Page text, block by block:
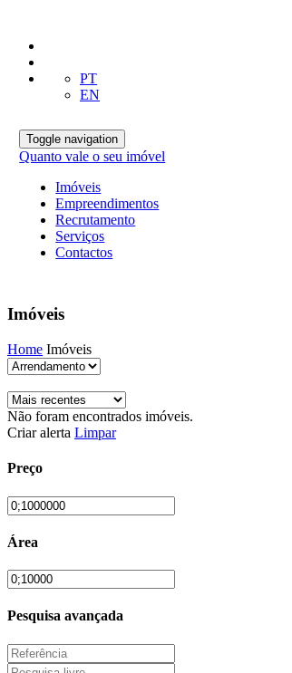
PT
EN
Toggle navigation
Quanto vale o seu imóvel
Imóveis
Empreendimentos
Recrutamento
Serviços
Contactos
Imóveis
Home Imóveis
Não foram encontrados imóveis.
Criar alerta Limpar
Preço
Área
Pesquisa avançada